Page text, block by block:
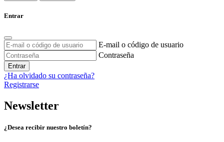
Entrar
E-mail o código de usuario
Contraseña
Entrar
¿Ha olvidado su contraseña?
Registrarse
Newsletter
¿Desea recibir nuestro boletín?